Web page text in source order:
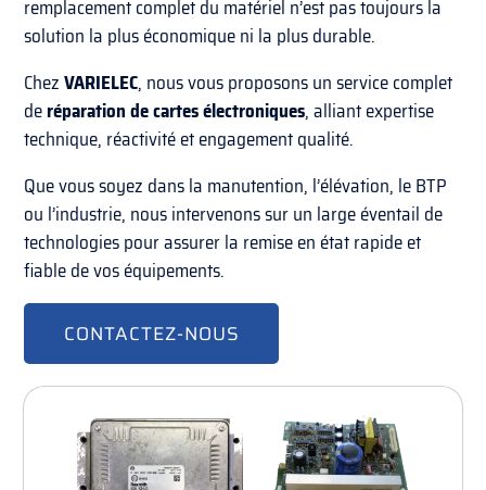
remplacement complet du matériel n’est pas toujours la
solution la plus économique ni la plus durable.
ChezVARIELEC, nous vous proposons un service complet
deréparation de cartes électroniques, alliant expertise
technique, réactivité et engagement qualité.
Que vous soyez dans la manutention, l’élévation, le BTP
ou l’industrie, nous intervenons sur un large éventail de
technologies pour assurer la remise en état rapide et
fiable de vos équipements.
CONTACTEZ-NOUS